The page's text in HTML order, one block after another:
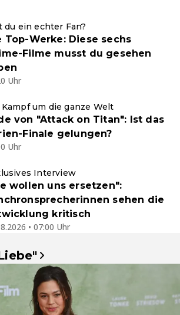
du ein echter Fan?
Top-Werke: Diese sechs
Filme musst du gesehen
Uhr
Kampf um die ganze Welt
von "Attack on Titan": Ist das
Finale gelungen?
Uhr
Interview
wollen uns ersetzen":
sehen die
kritisch
• 07:00 Uhr